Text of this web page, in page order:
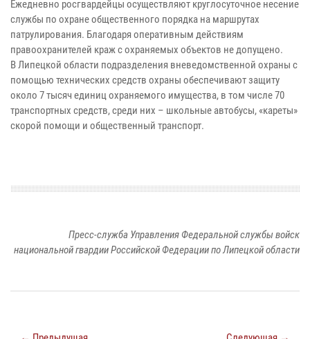
Ежедневно росгвардейцы осуществляют круглосуточное несение
службы по охране общественного порядка на маршрутах
патрулирования. Благодаря оперативным действиям
правоохранителей краж с охраняемых объектов не допущено.
В Липецкой области подразделения вневедомственной охраны с
помощью технических средств охраны обеспечивают защиту
около 7 тысяч единиц охраняемого имущества, в том числе 70
транспортных средств, среди них – школьные автобусы, «кареты»
скорой помощи и общественный транспорт.
Пресс-служба Управления Федеральной службы войск
национальной гвардии Российской Федерации по Липецкой области